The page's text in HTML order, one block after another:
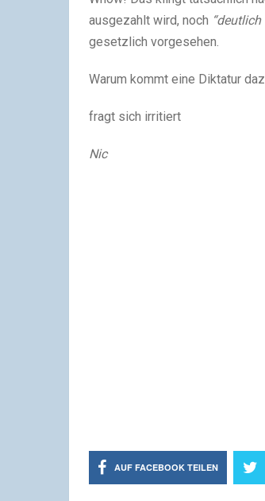
ausgezahlt wird, noch
gesetzlich vorgesehen.
Warum kommt eine Diktatur
fragt sich irritiert
Nic
AUF FACEBOOK TEILEN